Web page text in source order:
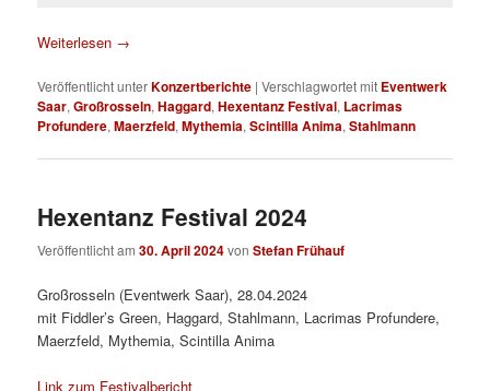
Weiterlesen →
Veröffentlicht unterKonzertberichte |Verschlagwortet mit Eventwerk
Saar,Großrosseln,Haggard,Hexentanz Festival, Lacrimas
Profundere,Maerzfeld,Mythemia,Scintilla Anima,Stahlmann
Hexentanz Festival 2024
Veröffentlicht am30. April 2024vonStefan Frühauf
Großrosseln (Eventwerk Saar), 28.04.2024
mit Fiddler’s Green, Haggard, Stahlmann, Lacrimas Profundere,
Maerzfeld, Mythemia, Scintilla Anima
Link zum Festivalbericht